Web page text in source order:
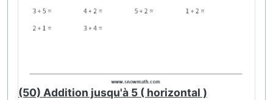
(50) Addition jusqu'à 5 ( horizontal )